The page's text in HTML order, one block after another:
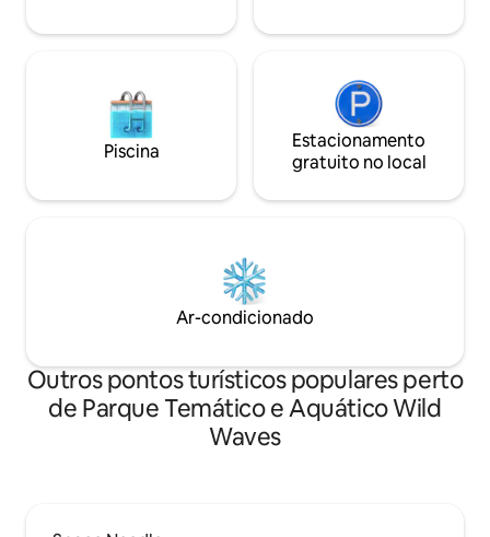
Piscina
Estacionamento
gratuito no local
Ar-condicionado
Outros pontos turísticos populares perto
de Parque Temático e Aquático Wild
Waves